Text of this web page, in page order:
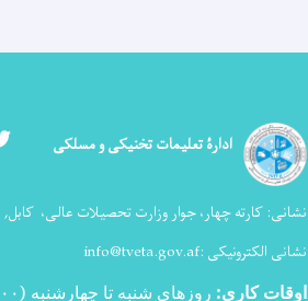
ادارۀ تعلیمات تخنیکی و مسلکیTwitter
نشانی: کارته چهار، جوار وزارت تحصیلات عالی، کابل,
نشانی الکترونیکی :info@tveta.gov.af
اوقات کاری: